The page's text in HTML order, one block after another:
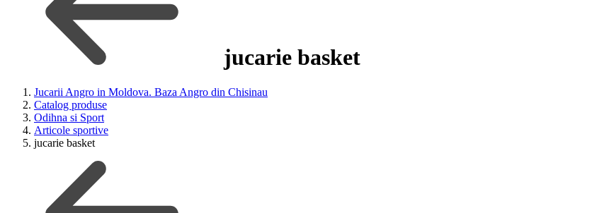
jucarie basket
Jucarii Angro in Moldova. Baza Angro din Chisinau
Catalog produse
Odihna si Sport
Articole sportive
jucarie basket